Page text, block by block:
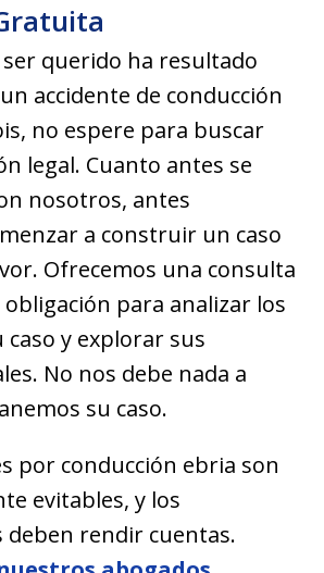
querido ha resultado
accidente de conducción
no espere para buscar
legal. Cuanto antes se
nosotros, antes
a construir un caso
Ofrecemos una consulta
para analizar los
caso y explorar sus
No nos debe nada a
su caso.
por conducción ebria son
evitables, y los
deben rendir cuentas.